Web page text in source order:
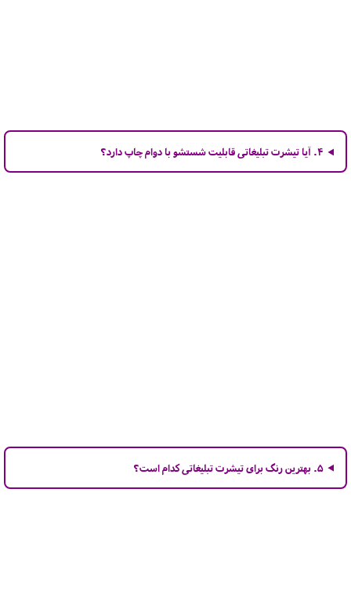
۴. آیا تیشرت تبلیغاتی قابلیت شستشو با دوام چاپ دارد؟
۵. بهترین رنگ برای تیشرت تبلیغاتی کدام است؟